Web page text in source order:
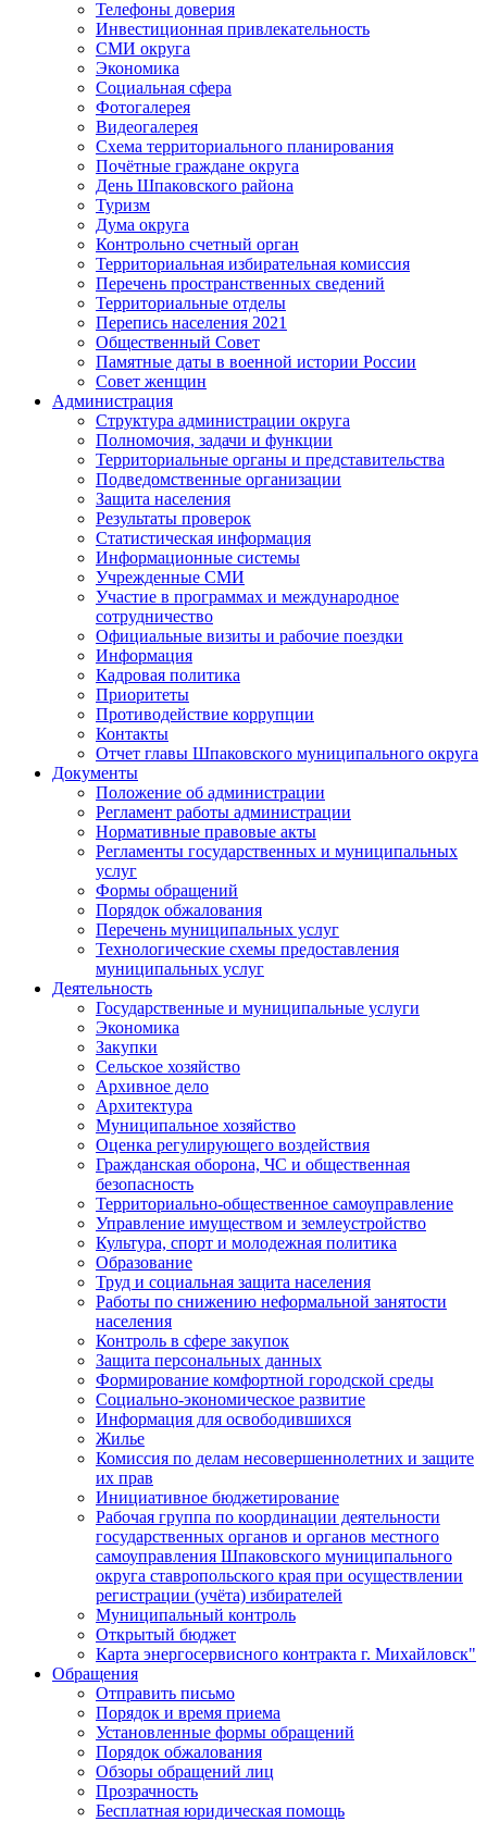
Телефоны доверия
Инвестиционная привлекательность
СМИ округа
Экономика
Социальная сфера
Фотогалерея
Видеогалерея
Схема территориального планирования
Почётные граждане округа
День Шпаковского района
Туризм
Дума округа
Контрольно счетный орган
Территориальная избирательная комиссия
Перечень пространственных сведений
Территориальные отделы
Перепись населения 2021
Общественный Совет
Памятные даты в военной истории России
Совет женщин
Администрация
Структура администрации округа
Полномочия, задачи и функции
Территориальные органы и представительства
Подведомственные организации
Защита населения
Результаты проверок
Статистическая информация
Информационные системы
Учрежденные СМИ
Участие в программах и международное
сотрудничество
Официальные визиты и рабочие поездки
Информация
Кадровая политика
Приоритеты
Противодействие коррупции
Контакты
Отчет главы Шпаковского муниципального округа
Документы
Положение об администрации
Регламент работы администрации
Нормативные правовые акты
Регламенты государственных и муниципальных
услуг
Формы обращений
Порядок обжалования
Перечень муниципальных услуг
Технологические схемы предоставления
муниципальных услуг
Деятельность
Государственные и муниципальные услуги
Экономика
Закупки
Сельское хозяйство
Архивное дело
Архитектура
Муниципальное хозяйство
Оценка регулирующего воздействия
Гражданская оборона, ЧС и общественная
безопасность
Территориально-общественное самоуправление
Управление имуществом и землеустройство
Культура, спорт и молодежная политика
Образование
Труд и социальная защита населения
Работы по снижению неформальной занятости
населения
Контроль в сфере закупок
Защита персональных данных
Формирование комфортной городской среды
Социально-экономическое развитие
Информация для освободившихся
Жилье
Комиссия по делам несовершеннолетних и защите
их прав
Инициативное бюджетирование
Рабочая группа по координации деятельности
государственных органов и органов местного
самоуправления Шпаковского муниципального
округа ставропольского края при осуществлении
регистрации (учёта) избирателей
Муниципальный контроль
Открытый бюджет
Карта энергосервисного контракта г. Михайловск"
Обращения
Отправить письмо
Порядок и время приема
Установленные формы обращений
Порядок обжалования
Обзоры обращений лиц
Прозрачность
Бесплатная юридическая помощь